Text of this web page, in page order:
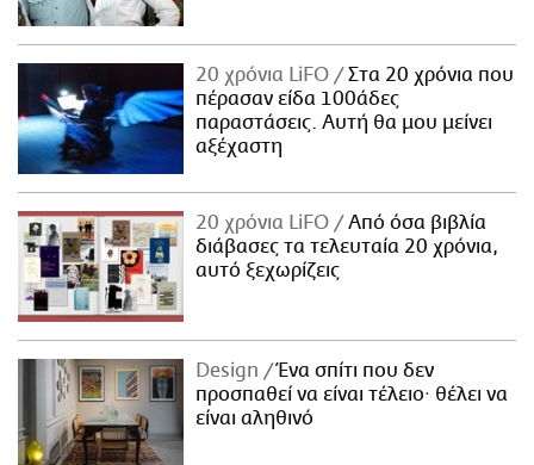
20 χρόνια LiFO
Στα 20 χρόνια που
πέρασαν είδα 100άδες
παραστάσεις. Αυτή θα μου μείνει
αξέχαστη
20 χρόνια LiFO
Από όσα βιβλία
διάβασες τα τελευταία 20 χρόνια,
αυτό ξεχωρίζεις
Design
Ένα σπίτι που δεν
προσπαθεί να είναι τέλειο· θέλει να
είναι αληθινό